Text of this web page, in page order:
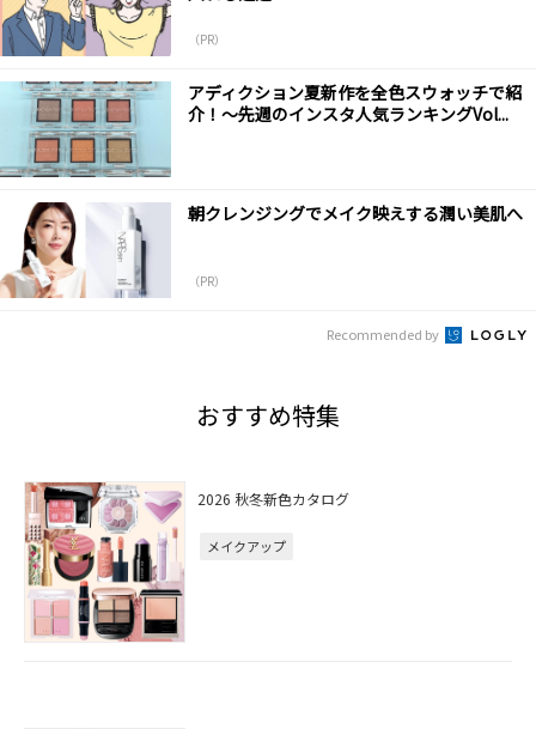
（PR）
アディクション夏新作を全色スウォッチで紹
介！～先週のインスタ人気ランキングVol...
朝クレンジングでメイク映えする潤い美肌へ
（PR）
Recommended by
おすすめ特集
2026 秋冬新色カタログ
メイクアップ